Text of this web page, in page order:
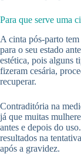
Para que serve uma
A cinta pós-parto
para o seu estado
estética, pois alguns
fizeram cesária,
recuperar.
Contraditória na
já que muitas
antes e depois do
resultados na
após a gravidez.